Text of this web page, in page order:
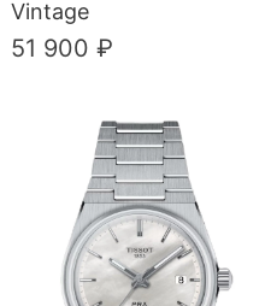
Vintage
51 900 ₽